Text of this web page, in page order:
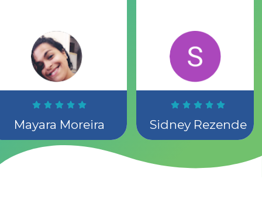
diferencial nos
atendimentos.
Não tenho
palavras para
agradecer a
equipe,
Gratidão
Quem está
pensando em
Mayara Moreira Sidney Rezende